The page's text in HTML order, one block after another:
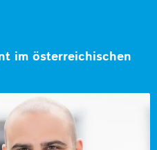
im österreichischen